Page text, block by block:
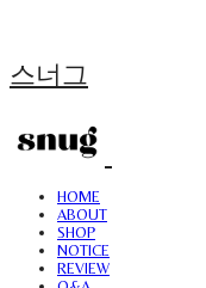
스너그
HOME
ABOUT
SHOP
NOTICE
REVIEW